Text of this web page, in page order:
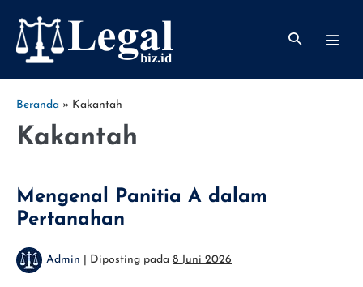
konten
Toggle
Beranda » Kakantah
Kakantah
Mengenal Panitia A dalam
Pertanahan
Admin Diposting pada 8 Juni 2026